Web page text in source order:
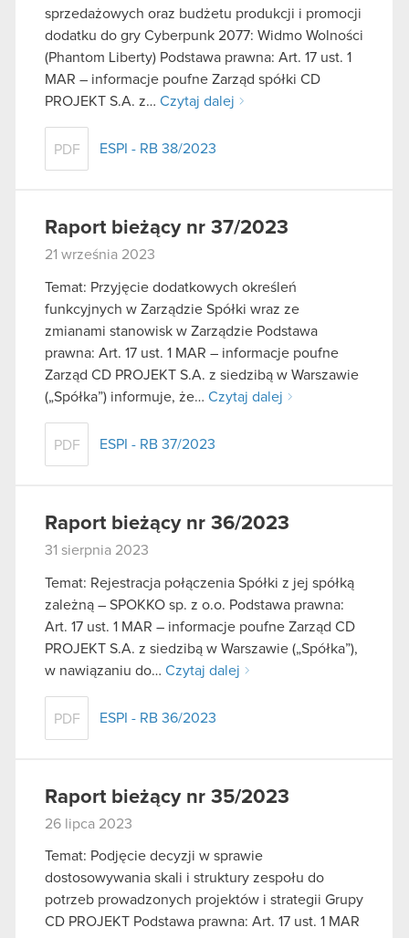
sprzedażowych oraz budżetu produkcji i promocji
dodatku do gry Cyberpunk 2077: Widmo Wolności
(Phantom Liberty) Podstawa prawna: Art. 17 ust. 1
MAR – informacje poufne Zarząd spółki CD
PROJEKT S.A. z… Czytaj dalej
PDF ESPI - RB 38/2023
Raport bieżący nr 37/2023
21 września 2023
Temat: Przyjęcie dodatkowych określeń
funkcyjnych w Zarządzie Spółki wraz ze
zmianami stanowisk w Zarządzie Podstawa
prawna: Art. 17 ust. 1 MAR – informacje poufne
Zarząd CD PROJEKT S.A. z siedzibą w Warszawie
(„Spółka”) informuje, że… Czytaj dalej
PDF ESPI - RB 37/2023
Raport bieżący nr 36/2023
31 sierpnia 2023
Temat: Rejestracja połączenia Spółki z jej spółką
zależną – SPOKKO sp. z o.o. Podstawa prawna:
Art. 17 ust. 1 MAR – informacje poufne Zarząd CD
PROJEKT S.A. z siedzibą w Warszawie („Spółka”),
w nawiązaniu do… Czytaj dalej
PDF ESPI - RB 36/2023
Raport bieżący nr 35/2023
26 lipca 2023
Temat: Podjęcie decyzji w sprawie
dostosowywania skali i struktury zespołu do
potrzeb prowadzonych projektów i strategii Grupy
CD PROJEKT Podstawa prawna: Art. 17 ust. 1 MAR